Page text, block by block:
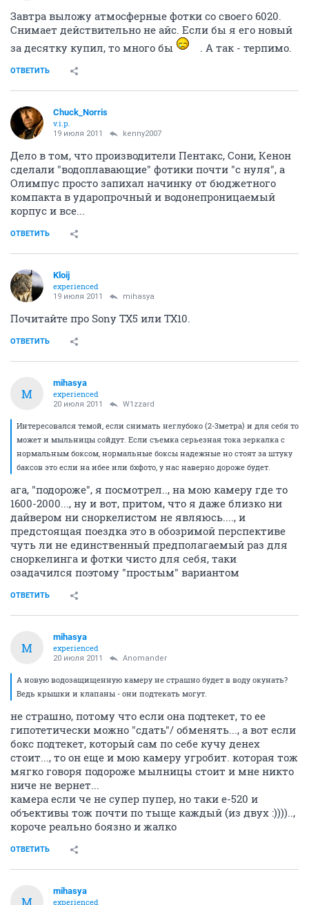
Завтра выложу атмосферные фотки со своего 6020.
Снимает действительно не айс. Если бы я его новый
за десятку купил, то много бы
. А так - терпимо.
ОТВЕТИТЬ
Chuck_Norris
v.i.p.
19 июля 2011 kenny2007
Дело в том, что производители Пентакс, Сони, Кенон
сделали "водоплавающие" фотики почти "с нуля", а
Олимпус просто запихал начинку от бюджетного
компакта в ударопрочный и водонепроницаемый
корпус и все...
ОТВЕТИТЬ
Kloij
experienced
19 июля 2011 mihasya
Почитайте про Sony TX5 или TX10.
ОТВЕТИТЬ
M
mihasya
experienced
20 июля 2011 W1zzard
Интересовался темой, если снимать неглубоко (2-3метра) и для себя то
может и мыльницы сойдут. Если съемка серьезная тока зеркалка с
нормальным боксом, нормальные боксы надежные но стоят за штуку
баксов это если на ибее или бхфото, у нас наверно дороже будет.
ага, "подороже", я посмотрел.., на мою камеру где то
1600-2000..., ну и вот, притом, что я даже близко ни
дайвером ни сноркелистом не являюсь...., и
предстоящая поездка это в обозримой перспективе
чуть ли не единственный предполагаемый раз для
сноркелинга и фотки чисто для себя, таки
озадачился поэтому "простым" вариантом
ОТВЕТИТЬ
M
mihasya
experienced
20 июля 2011 Anomander
А новую водозащищенную камеру не страшно будет в воду окунать?
Ведь крышки и клапаны - они подтекать могут.
не страшно, потому что если она подтекет, то ее
гипотетически можно "сдать"/ обменять..., а вот если
бокс подтекет, который сам по себе кучу денех
стоит..., то он еще и мою камеру угробит. которая тож
мягко говоря подороже мылницы стоит и мне никто
ниче не вернет...
камера если че не супер пупер, но таки е-520 и
объективы тож почти по тыще каждый (из двух :))))..,
короче реально боязно и жалко
ОТВЕТИТЬ
M
mihasya
experienced